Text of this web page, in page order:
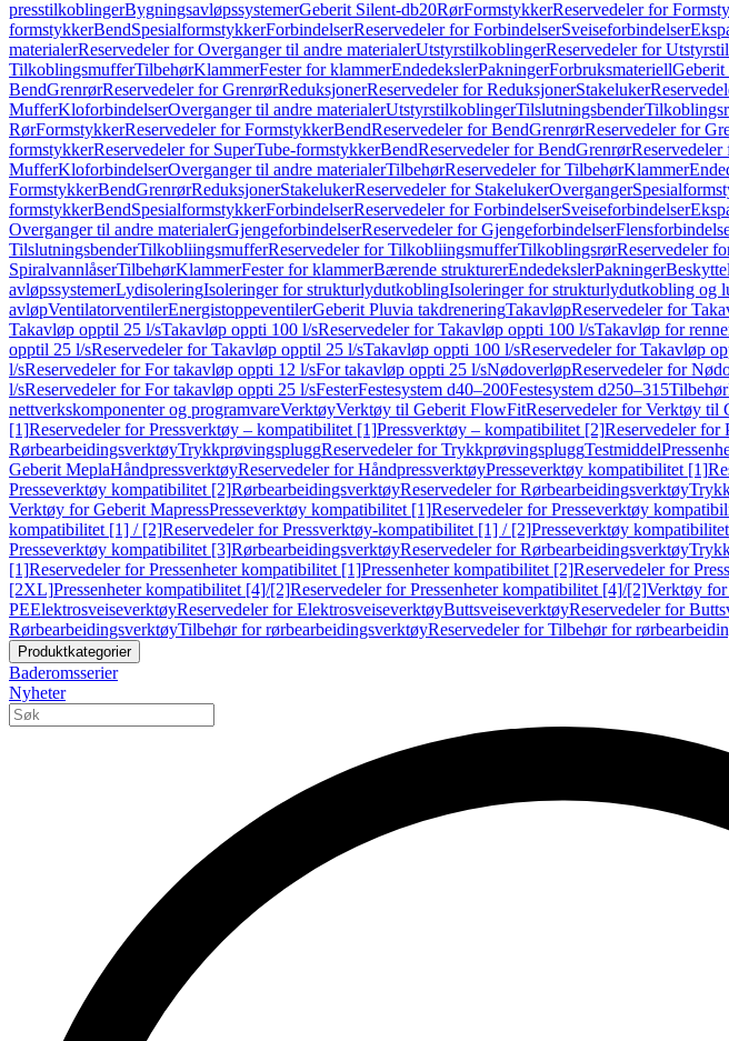
presstilkoblingerBygningsavløpssystemerGeberit Silent-db20RørFormstykkerReservedeler for
formstykkerBendSpesialformstykkerForbindelserReservedeler for ForbindelserSveiseforbindelser
materialerReservedeler for Overganger til andre materialerUtstyrstilkoblingerReservedeler for
TilkoblingsmufferTilbehørKlammerFester for klammerEndedekslerPakningerForbruksmateriellGeberit
BendGrenrørReservedeler for GrenrørReduksjonerReservedeler for ReduksjonerStakeluker
MufferKloforbindelserOverganger til andre materialerUtstyrstilkoblingerTilslutningsbender
RørFormstykkerReservedeler for FormstykkerBendReservedeler for BendGrenrørReservedeler for
formstykkerReservedeler for SuperTube-formstykkerBendReservedeler for BendGrenrør
MufferKloforbindelserOverganger til andre materialerTilbehørReservedeler for TilbehørKlammer
FormstykkerBendGrenrørReduksjonerStakelukerReservedeler for StakelukerOverganger
formstykkerBendSpesialformstykkerForbindelserReservedeler for ForbindelserSveiseforbindelser
Overganger til andre materialerGjengeforbindelserReservedeler for Gjengeforbindelser
TilslutningsbenderTilkobliingsmufferReservedeler for TilkobliingsmufferTilkoblingsrørReservedeler
SpiralvannlåserTilbehørKlammerFester for klammerBærende strukturerEndedekslerPakninger
avløpssystemerLydisoleringIsoleringer for strukturlydutkoblingIsoleringer for strukturlydutkobling og
avløpVentilatorventilerEnergistoppeventilerGeberit Pluvia takdreneringTakavløpReservedeler for
Takavløp opptil 25 l/sTakavløp oppti 100 l/sReservedeler for Takavløp oppti 100 l/sTakavløp for
opptil 25 l/sReservedeler for Takavløp opptil 25 l/sTakavløp oppti 100 l/sReservedeler for Takavløp
l/sReservedeler for For takavløp oppti 12 l/sFor takavløp oppti 25 l/sNødoverløpReservedeler for
l/sReservedeler for For takavløp oppti 25 l/sFesterFestesystem d40–200Festesystem d250–315Tilbehør
nettverkskomponenter og programvareVerktøyVerktøy til Geberit FlowFitReservedeler for Verktøy til
[1]Reservedeler for Pressverktøy – kompatibilitet [1]Pressverktøy – kompatibilitet [2]Reservedeler for
RørbearbeidingsverktøyTrykkprøvingspluggReservedeler for TrykkprøvingspluggTestmiddel
Geberit MeplaHåndpressverktøyReservedeler for HåndpressverktøyPresseverktøy kompatibilitet [1]
Presseverktøy kompatibilitet [2]RørbearbeidingsverktøyReservedeler for Rørbearbeidingsverktøy
Verktøy for Geberit MapressPresseverktøy kompatibilitet [1]Reservedeler for Presseverktøy
kompatibilitet [1] / [2]Reservedeler for Pressverktøy-kompatibilitet [1] / [2]Presseverktøy
Presseverktøy kompatibilitet [3]RørbearbeidingsverktøyReservedeler for Rørbearbeidingsverktøy
[1]Reservedeler for Pressenheter kompatibilitet [1]Pressenheter kompatibilitet [2]Reservedeler for
[2XL]Pressenheter kompatibilitet [4]/[2]Reservedeler for Pressenheter kompatibilitet [4]/[2]Verktøy for
PEElektrosveiseverktøyReservedeler for ElektrosveiseverktøyButtsveiseverktøyReservedeler for
RørbearbeidingsverktøyTilbehør for rørbearbeidingsverktøyReservedeler for Tilbehør for
Produktkategorier
Baderomsserier
Nyheter